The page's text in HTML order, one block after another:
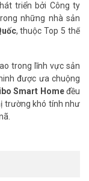
khiển từ xa của bạn
hồng
như: điều hòa, TV,
triển bởi Công ty
những nhà sản
, thuộc Top 5 thế
trong lĩnh vực sản
được ưa chuộng
Smart Homeđều
trường khó tính như